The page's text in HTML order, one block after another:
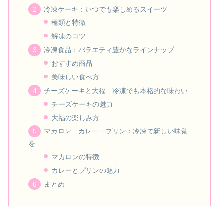
冷凍ケーキ：いつでも楽しめるスイーツ
種類と特徴
解凍のコツ
冷凍食品：バラエティ豊かなラインナップ
おすすめ商品
美味しい食べ方
チーズケーキと大福：冷凍でも本格的な味わい
チーズケーキの魅力
大福の楽しみ方
マカロン・カレー・プリン：冷凍で新しい味覚
を
マカロンの特徴
カレーとプリンの魅力
まとめ